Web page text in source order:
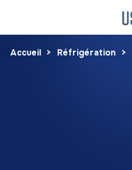
Accueil Réfrigération